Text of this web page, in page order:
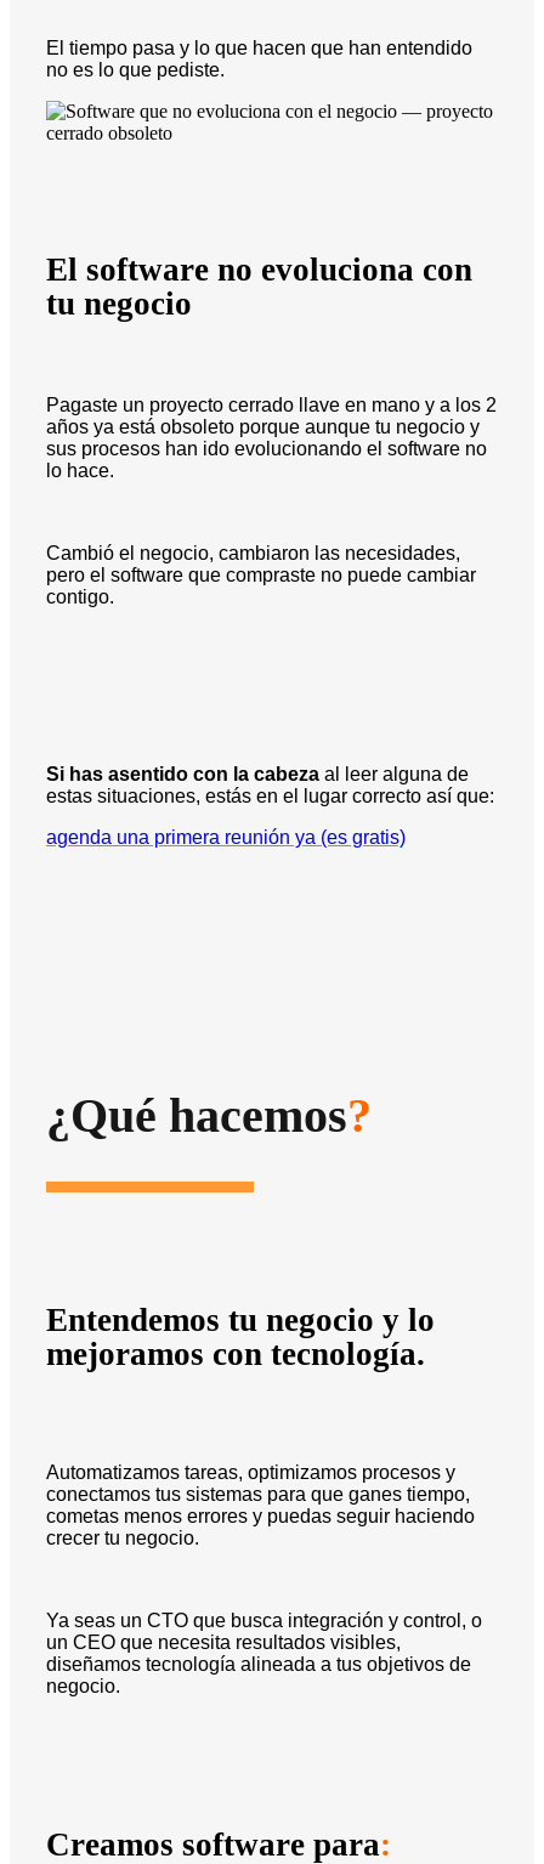
El tiempo pasa y lo que hacen que han entendido
no es lo que pediste.
El software no evoluciona con
tu negocio
Pagaste un proyecto cerrado llave en mano y a los 2
años ya está obsoleto porque aunque tu negocio y
sus procesos han ido evolucionando el software no
lo hace.
Cambió el negocio, cambiaron las necesidades,
pero el software que compraste no puede cambiar
contigo.
Si has asentido con la cabeza al leer alguna de
estas situaciones, estás en el lugar correcto así que:
agenda una primera reunión ya (es gratis)
¿Qué hacemos?
Entendemos tu negocio y lo
mejoramos con tecnología.
Automatizamos tareas, optimizamos procesos y
conectamos tus sistemas para que ganes tiempo,
cometas menos errores y puedas seguir haciendo
crecer tu negocio.
Ya seas un CTO que busca integración y control, o
un CEO que necesita resultados visibles,
diseñamos tecnología alineada a tus objetivos de
negocio.
Creamos software para: